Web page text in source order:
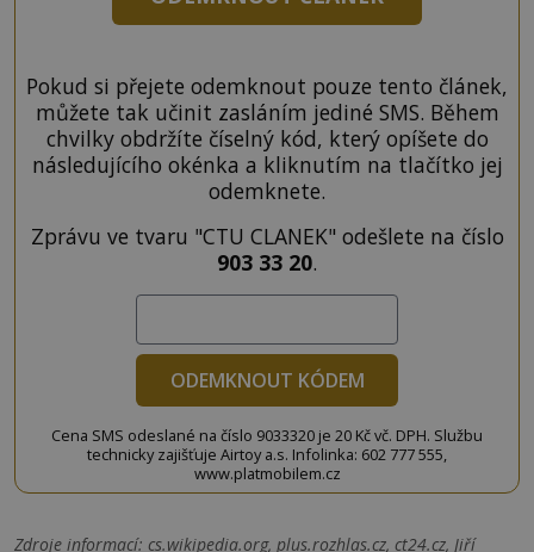
Pokud si přejete odemknout pouze tento článek,
můžete tak učinit zasláním jediné SMS. Během
chvilky obdržíte číselný kód, který opíšete do
následujícího okénka a kliknutím na tlačítko jej
odemknete.
Zprávu ve tvaru "CTU CLANEK" odešlete na číslo
903 33 20.
ODEMKNOUT KÓDEM
Cena SMS odeslané na číslo 9033320 je 20 Kč vč. DPH. Službu
technicky zajišťuje Airtoy a.s. Infolinka: 602 777 555,
www.platmobilem.cz
Zdroje informací: cs.wikipedia.org, plus.rozhlas.cz, ct24.cz, Jiří